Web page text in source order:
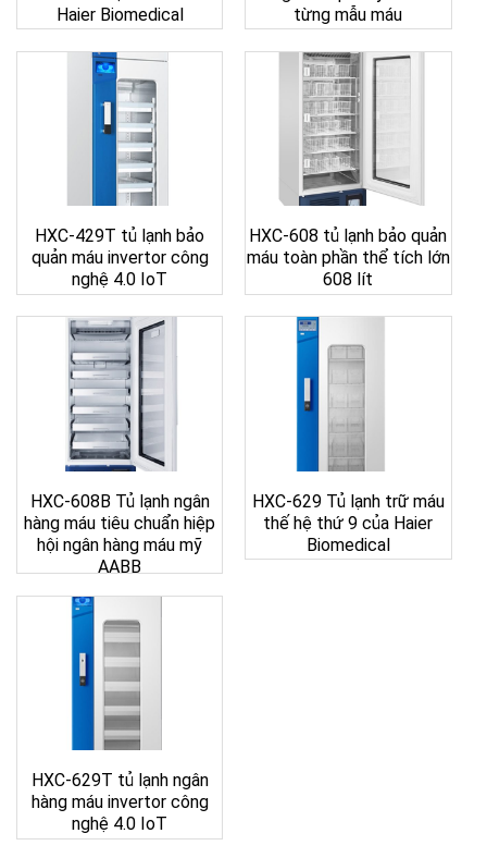
Haier Biomedical
từng mẫu máu
HXC-429T tủ lạnh bảo
quản máu invertor công
nghệ 4.0 IoT
HXC-608 tủ lạnh bảo quản
máu toàn phần thể tích lớn
608 lít
HXC-608B Tủ lạnh ngân
hàng máu tiêu chuẩn hiệp
hội ngân hàng máu mỹ
AABB
HXC-629 Tủ lạnh trữ máu
thế hệ thứ 9 của Haier
Biomedical
HXC-629T tủ lạnh ngân
hàng máu invertor công
nghệ 4.0 IoT